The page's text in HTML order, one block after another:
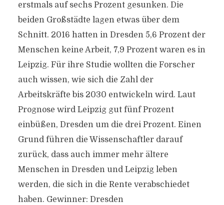
erstmals auf sechs Prozent gesunken. Die
beiden Großstädte lagen etwas über dem
Schnitt. 2016 hatten in Dresden 5,6 Prozent der
Menschen keine Arbeit, 7,9 Prozent waren es in
Leipzig. Für ihre Studie wollten die Forscher
auch wissen, wie sich die Zahl der
Arbeitskräfte bis 2030 entwickeln wird. Laut
Prognose wird Leipzig gut fünf Prozent
einbüßen, Dresden um die drei Prozent. Einen
Grund führen die Wissenschaftler darauf
zurück, dass auch immer mehr ältere
Menschen in Dresden und Leipzig leben
werden, die sich in die Rente verabschiedet
haben. Gewinner: Dresden